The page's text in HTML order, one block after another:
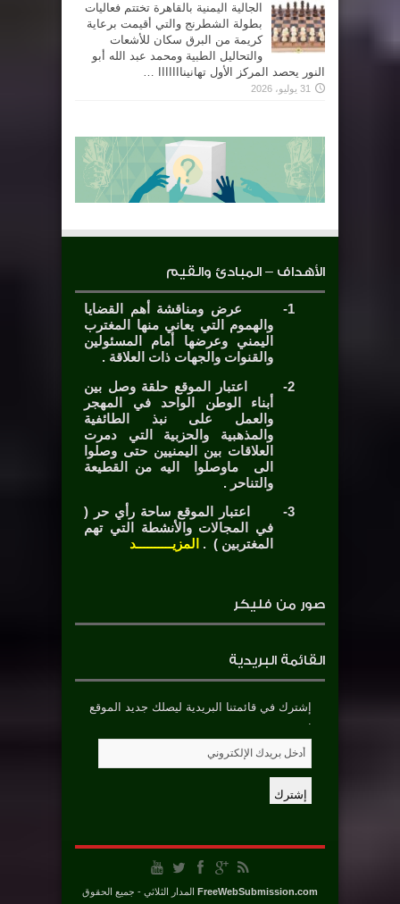
الجالية اليمنية بالقاهرة تختتم فعاليات
بطولة الشطرنج والتي أقيمت برعاية
كريمة من البرق سكان للأشعات
والتحاليل الطبية ومحمد عبد الله أبو
النور يحصد المركز الأول تهانينااااااا …
31 يوليو، 2026
الأهداف – المبادئ والقيم
1-
عرض ومناقشة أهم القضايا
والهموم التي يعاني منها المغترب
اليمني وعرضها أمام المسئولين
والقنوات والجهات ذات العلاقة .
2-
اعتبار الموقع حلقة وصل بين
أبناء الوطن الواحد في المهجر
والعمل على نبذ الطائفية
والمذهبية والحزبية التي دمرت
العلاقات بين اليمنيين حتى وصلوا
الى ماوصلوا اليه من القطيعة
والتناحر .
3-
اعتبار الموقع ساحة رأي حر (
في المجالات والأنشطة التي تهم
المغتربين ) .
المزيــــــــــد
صور من فليكر
القائمة البريدية
إشترك في قائمتنا البريدية ليصلك جديد الموقع
.
FreeWebSubmission.com المدار الثلاثي - جميع الحقوق